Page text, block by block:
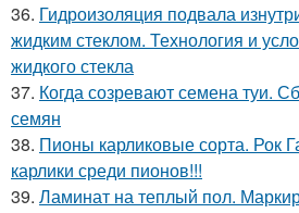
36. Гидроизоляция подвала
жидким стеклом. Технология и
жидкого стекла
37. Когда созревают семена туи.
семян
38. Пионы карликовые сорта. Рок
карлики среди пионов!!!
39. Ламинат на теплый пол.